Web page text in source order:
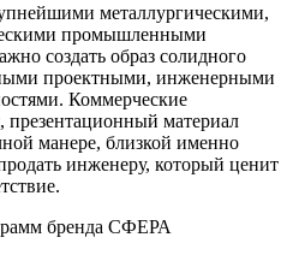
металлургическими,
промышленными
создать образ солидного
проектными, инженерными
Коммерческие
презентационный материал
манере, близкой именно
инженеру, который ценит